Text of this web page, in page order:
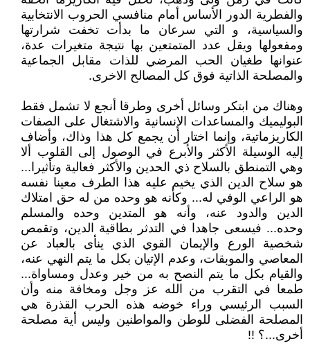
والفطرية الدور الأساس أمام منافسي الحروب الانتخابية
والسياسية، و التي سرعان ما بدأت تخفت شرارتها
ومفعولها ويقل عدد المتمتعين بها نتيجة متغيرات عدة،
عنوانها طغيان الحب المرضي للذات مقابل الجماعية
والمصلحة الذاتية فوق كل المصالح الاخرى.
وهناك من ابتكر وسائل أخرى وطرقا أنجع لا تشمل فقط
البوليميك والمساعدات الإنسانية والاشتغال على الصفات
الكاريزماتية، وإنما اختار أن يجمع كل هذا وذاك، وأضاف
إليه الوسيلة الأكثر والأبرع في الوصول إلى القلوب ألا
وهي التمنطق بالسلاح ذي الحدين والأكثر فعالية وتأثيرا...
هو سلاح الدين الذي يخيم عليه هذا الطرف معينا نفسه
هو الراعي الوفي له... وكأنه هو وحده من له حق امتلاك
الدين والدود عنه، وأنه هو المتدين وحده والمسلم
وحده... فيسعى جاهدا في التدثر بطاقية الدين، وتقمص
شخصية الورع والإيمان القوي الذي ينأى بالعباد عن
المعاصي والموبقات، وعدم الإتيان بكل ما يتم النهي عنه،
والقيام بكل ما يتم النصح به من خير وعدل ومساواة...
طمعا في التقرب من الله عز وجل ومخافة منه وأن
السبب الرئيسي وراء خوضه هذه الحرب القذرة هي
المصلحة الفضلى للوطن والمواطنين وليس أية مصلحة
أخرى...؟ !!